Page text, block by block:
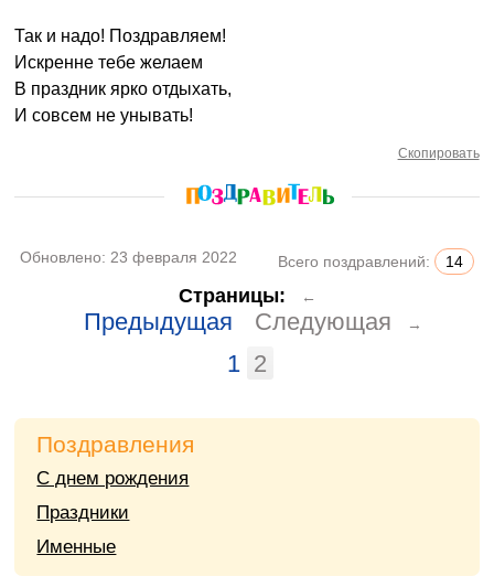
Так и надо! Поздравляем!
Искренне тебе желаем
В праздник ярко отдыхать,
И совсем не унывать!
Скопировать
Обновлено: 23 февраля 2022 Всего поздравлений: 14
Страницы: ←
Предыдущая Следующая →
1 2
Поздравления
С днем рождения
Праздники
Именные